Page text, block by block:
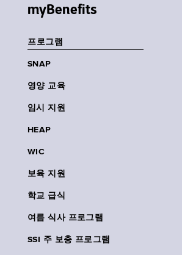
myBenefits
프로그램
SNAP
영양 교육
임시 지원
HEAP
WIC
보육 지원
학교 급식
여름 식사 프로그램
SSI 주 보충 프로그램